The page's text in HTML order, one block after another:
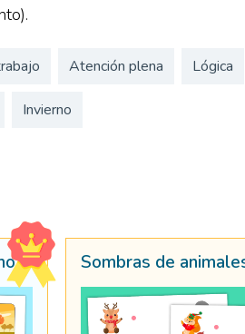
Atención plena Lógica
Invierno